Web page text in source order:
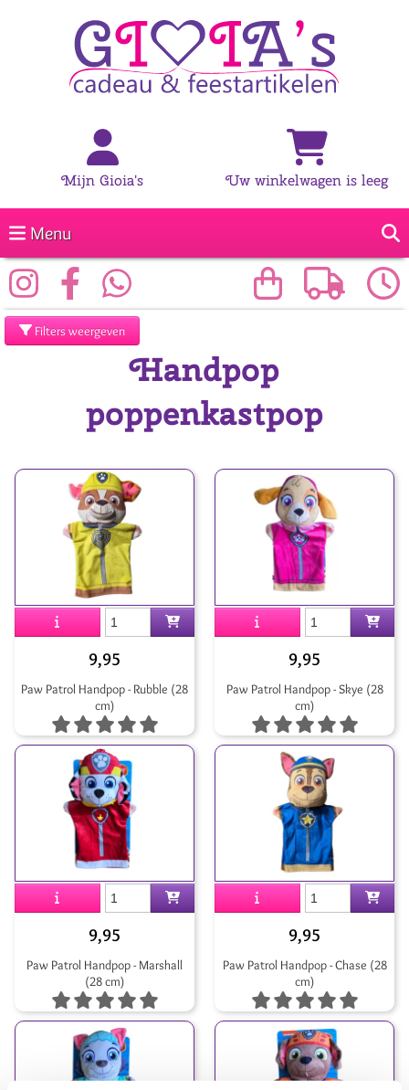
Mijn Gioia's Uw winkelwagen is leeg
Menu
Filters weergeven
Handpop
poppenkastpop
9,95
Paw Patrol Handpop - Rubble (28
cm)
9,95
Paw Patrol Handpop - Skye (28
cm)
9,95
Paw Patrol Handpop - Marshall
(28 cm)
9,95
Paw Patrol Handpop - Chase (28
cm)